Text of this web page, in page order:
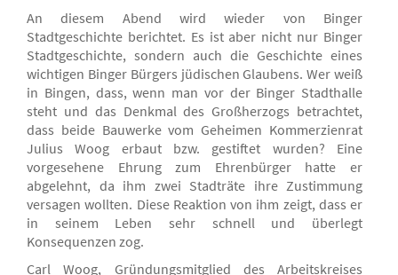
An diesem Abend wird wieder von Binger
Stadtgeschichte berichtet. Es ist aber nicht nur Binger
Stadtgeschichte, sondern auch die Geschichte eines
wichtigen Binger Bürgers jüdischen Glaubens. Wer weiß
in Bingen, dass, wenn man vor der Binger Stadthalle
steht und das Denkmal des Großherzogs betrachtet,
dass beide Bauwerke vom Geheimen Kommerzienrat
Julius Woog erbaut bzw. gestiftet wurden? Eine
vorgesehene Ehrung zum Ehrenbürger hatte er
abgelehnt, da ihm zwei Stadträte ihre Zustimmung
versagen wollten. Diese Reaktion von ihm zeigt, dass er
in seinem Leben sehr schnell und überlegt
Konsequenzen zog.
Carl Woog, Gründungsmitglied des Arbeitskreises